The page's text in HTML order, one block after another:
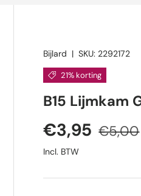
Bijlard |SKU: 2292172
21% korting
B15 Lijmkam
Verkoopprijs
€3,95 €5,00
Incl. BTW